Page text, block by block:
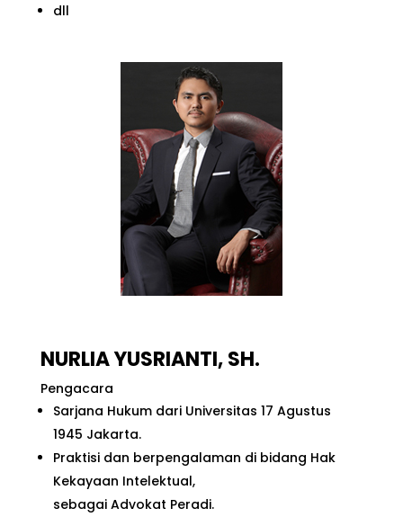
dll
NURLIA YUSRIANTI, SH.
Pengacara
Sarjana Hukum dari Universitas 17 Agustus
1945 Jakarta.
Praktisi dan berpengalaman di bidang Hak
Kekayaan Intelektual,
sebagai Advokat Peradi.